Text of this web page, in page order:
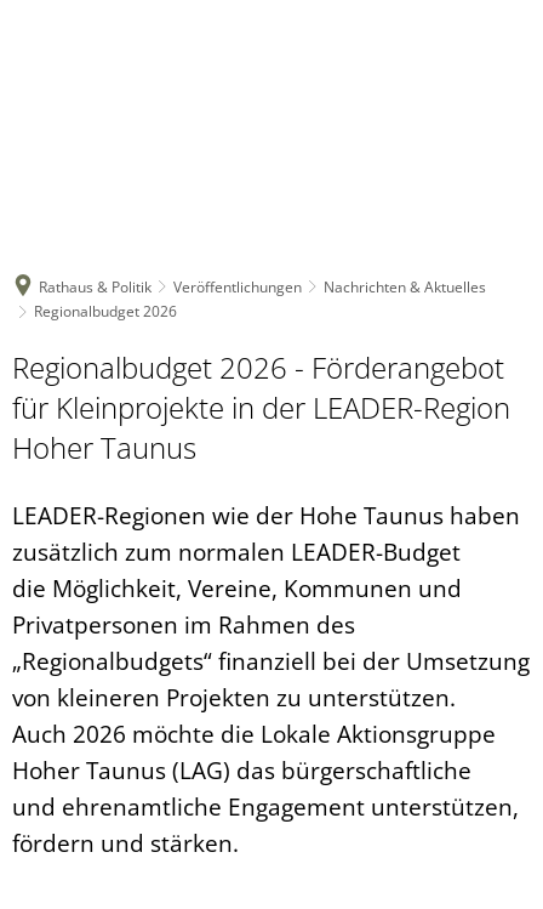
Rathaus & Politik Veröffentlichungen
Nachrichten & Aktuelles
Regionalbudget 2026
Regionalbudget 2026 - Förderangebot
für Kleinprojekte in der LEADER-Region
Hoher Taunus
LEADER-Regionen wie der Hohe Taunus haben
zusätzlich zum normalen LEADER-Budget
die Möglichkeit, Vereine, Kommunen und
Privatpersonen im Rahmen des
„Regionalbudgets“ finanziell bei der Umsetzung
von kleineren Projekten zu unterstützen.
Auch 2026 möchte die Lokale Aktionsgruppe
Hoher Taunus (LAG) das bürgerschaftliche
und ehrenamtliche Engagement unterstützen,
fördern und stärken.